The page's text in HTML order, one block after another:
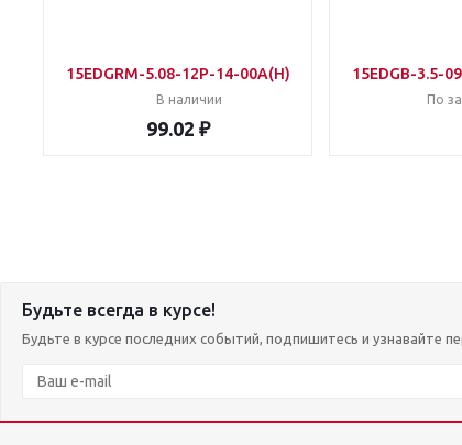
15EDGRM-5.08-12P-14-00A(H)
В наличии
99.02 ₽
15EDGB-3.5-
По
Будьте всегда в курсе!
Будьте в курсе последних событий, подпишитесь и узнавайте